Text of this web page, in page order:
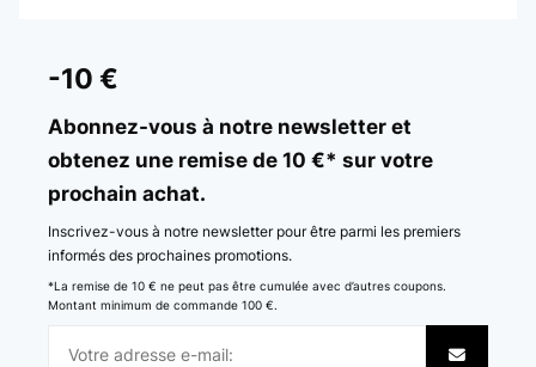
aufbauen hat mich ca. 45 Minuten - 1h gekostest, was ich als nicht
viel empfinde. Die Anleitung ist sehr verständlich und alles in allem
ist das Material auch hochwertig. Das Paket ist allerdings sehr
Traduire
-10 €
Abonnez-vous à notre newsletter et
obtenez une remise de 10 €* sur votre
prochain achat.
Inscrivez-vous à notre newsletter pour être parmi les premiers
informés des prochaines promotions.
*La remise de 10 € ne peut pas être cumulée avec d’autres coupons.
Montant minimum de commande 100 €.